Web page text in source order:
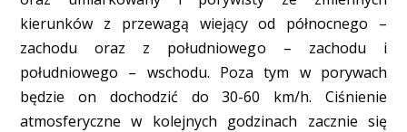
kierunków z przewagą wiejący od północnego –
zachodu oraz z południowego – zachodu i
południowego – wschodu. Poza tym w porywach
będzie on dochodzić do 30-60 km/h. Ciśnienie
atmosferyczne w kolejnych godzinach zacznie się